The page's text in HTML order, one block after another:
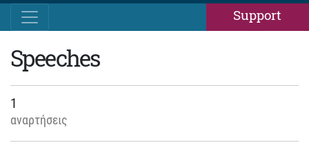
Support
Speeches
1
αναρτήσεις